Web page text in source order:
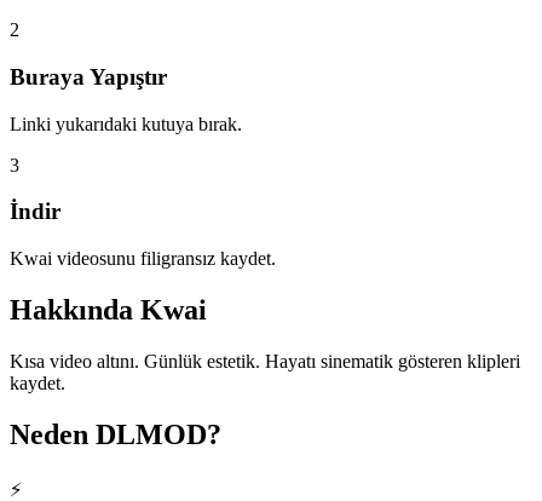
2
Buraya Yapıştır
Linki yukarıdaki kutuya bırak.
3
İndir
Kwai videosunu filigransız kaydet.
Hakkında Kwai
Kısa video altını. Günlük estetik. Hayatı sinematik gösteren klipleri
kaydet.
Neden DLMOD?
⚡